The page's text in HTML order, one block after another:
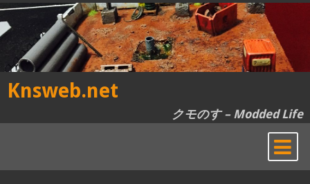
Skip
to
content
Knsweb.net
クモのす – Modded Life